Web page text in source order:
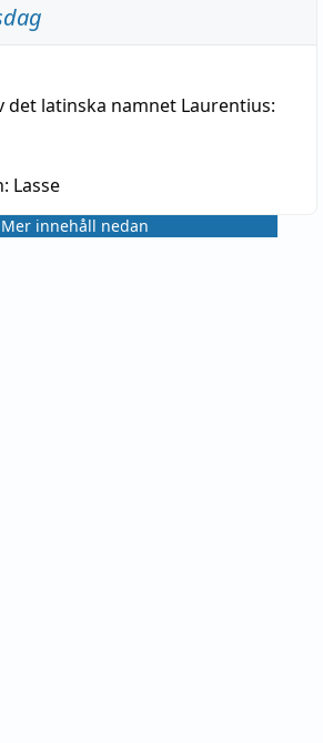
det latinska namnet Laurentius:
Lasse
Mer innehåll nedan